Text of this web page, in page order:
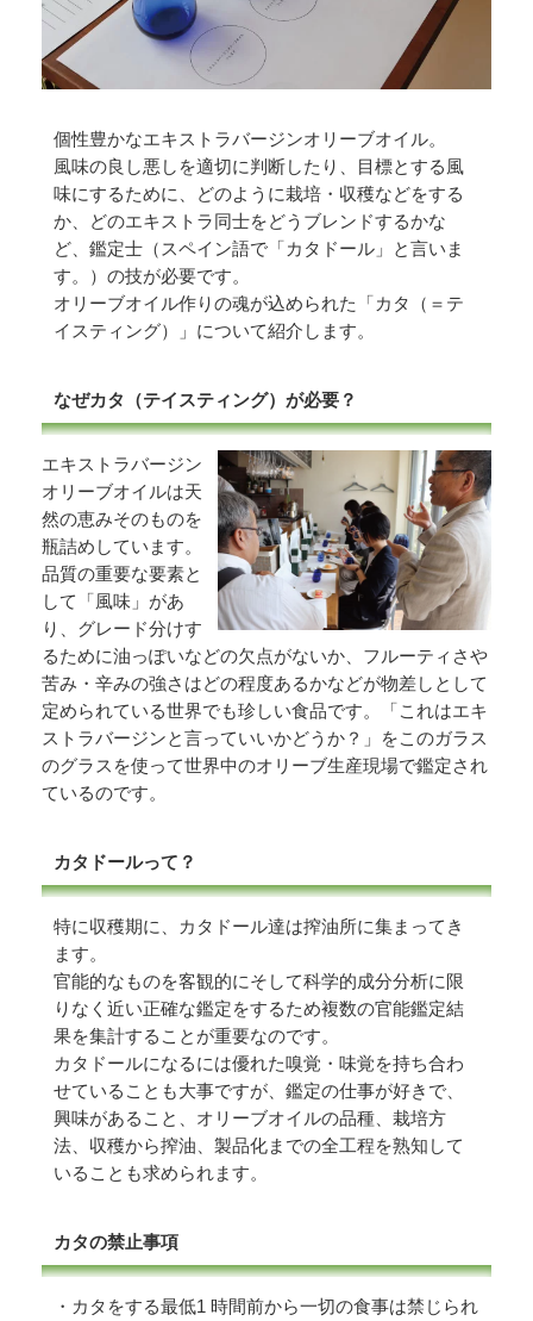
個性豊かなエキストラバージンオリーブオイル。
風味の良し悪しを適切に判断したり、目標とする風
味にするために、どのように栽培・収穫などをする
か、どのエキストラ同士をどうブレンドするかな
ど、鑑定士（スペイン語で「カタドール」と言いま
す。）の技が必要です。
オリーブオイル作りの魂が込められた「カタ（＝テ
イスティング）」について紹介します。
なぜカタ（テイスティング）が必要？
エキストラバージン
オリーブオイルは天
然の恵みそのものを
瓶詰めしています。
品質の重要な要素と
して「風味」があ
り、グレード分けす
るために油っぽいなどの欠点がないか、フルーティさや
苦み・辛みの強さはどの程度あるかなどが物差しとして
定められている世界でも珍しい食品です。「これはエキ
ストラバージンと言っていいかどうか？」をこのガラス
のグラスを使って世界中のオリーブ生産現場で鑑定され
ているのです。
カタドールって？
特に収穫期に、カタドール達は搾油所に集まってき
ます。
官能的なものを客観的にそして科学的成分分析に限
りなく近い正確な鑑定をするため複数の官能鑑定結
果を集計することが重要なのです。
カタドールになるには優れた嗅覚・味覚を持ち合わ
せていることも大事ですが、鑑定の仕事が好きで、
興味があること、オリーブオイルの品種、栽培方
法、収穫から搾油、製品化までの全工程を熟知して
いることも求められます。
カタの禁止事項
・カタをする最低1 時間前から一切の食事は禁じられ